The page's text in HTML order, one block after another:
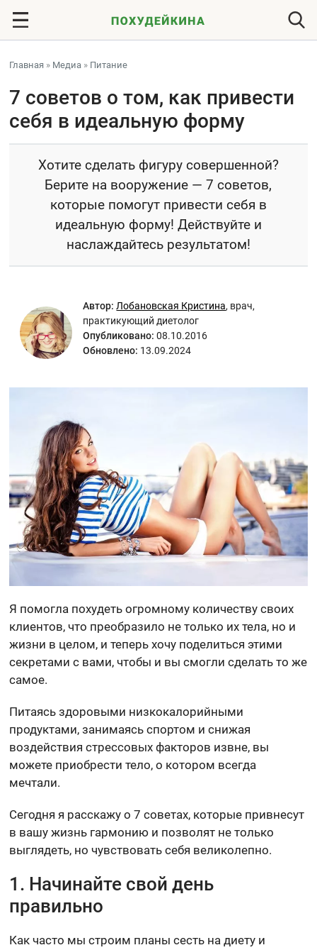
Главная » Медиа » Питание
7 советов о том, как привести
себя в идеальную форму
Хотите сделать фигуру совершенной?
Берите на вооружение — 7 советов,
которые помогут привести себя в
идеальную форму! Действуйте и
наслаждайтесь результатом!
Автор: Лобановская Кристина, врач,
практикующий диетолог
Опубликовано: 08.10.2016
Обновлено: 13.09.2024
Я помогла похудеть огромному количеству своих
клиентов, что преобразило не только их тела, но и
жизни в целом, и теперь хочу поделиться этими
секретами с вами, чтобы и вы смогли сделать то же
самое.
Питаясь здоровыми низкокалорийными
продуктами, занимаясь спортом и снижая
воздействия стрессовых факторов извне, вы
можете приобрести тело, о котором всегда
мечтали.
Сегодня я расскажу о 7 советах, которые привнесут
в вашу жизнь гармонию и позволят не только
выглядеть, но чувствовать себя великолепно.
1. Начинайте свой день
правильно
Как часто мы строим планы сесть на диету и